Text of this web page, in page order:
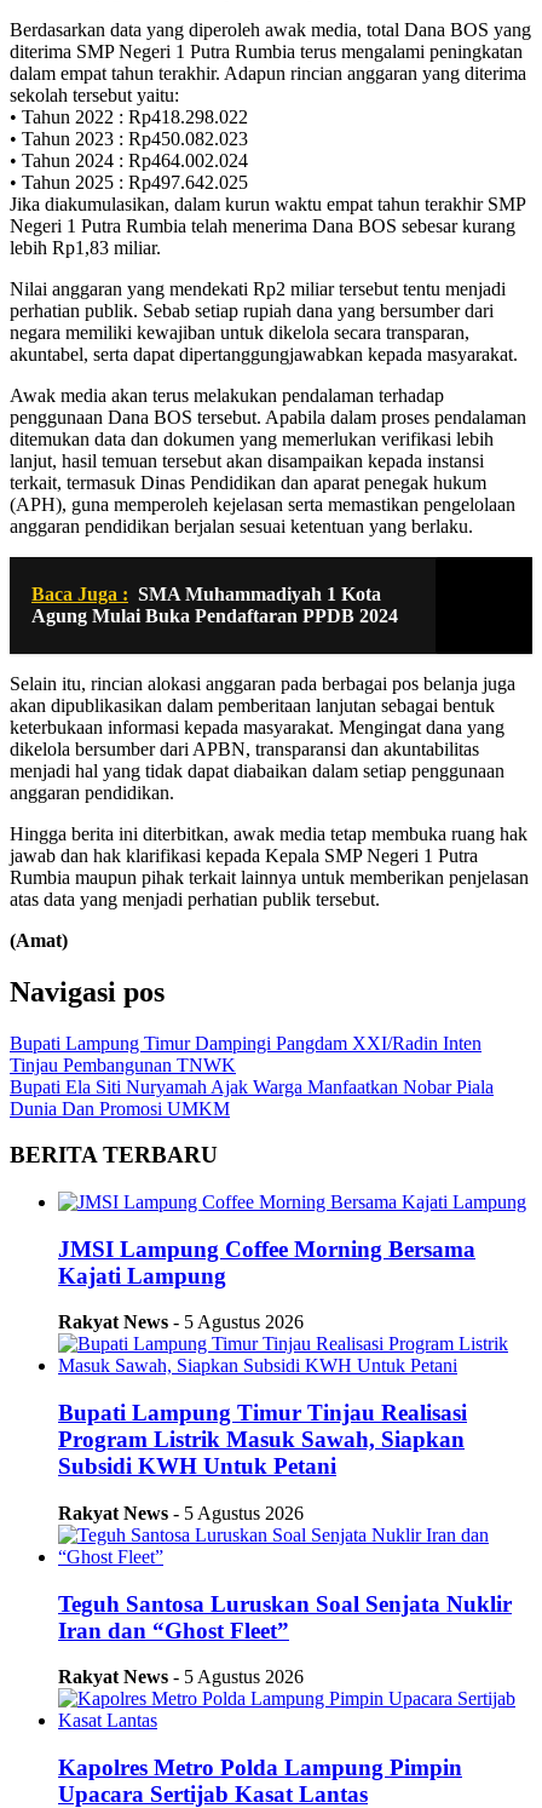
Berdasarkan data yang diperoleh awak media, total Dana BOS yang
diterima SMP Negeri 1 Putra Rumbia terus mengalami peningkatan
dalam empat tahun terakhir. Adapun rincian anggaran yang diterima
sekolah tersebut yaitu:
• Tahun 2022 : Rp418.298.022
• Tahun 2023 : Rp450.082.023
• Tahun 2024 : Rp464.002.024
• Tahun 2025 : Rp497.642.025
Jika diakumulasikan, dalam kurun waktu empat tahun terakhir SMP
Negeri 1 Putra Rumbia telah menerima Dana BOS sebesar kurang
lebih Rp1,83 miliar.
Nilai anggaran yang mendekati Rp2 miliar tersebut tentu menjadi
perhatian publik. Sebab setiap rupiah dana yang bersumber dari
negara memiliki kewajiban untuk dikelola secara transparan,
akuntabel, serta dapat dipertanggungjawabkan kepada masyarakat.
Awak media akan terus melakukan pendalaman terhadap
penggunaan Dana BOS tersebut. Apabila dalam proses pendalaman
ditemukan data dan dokumen yang memerlukan verifikasi lebih
lanjut, hasil temuan tersebut akan disampaikan kepada instansi
terkait, termasuk Dinas Pendidikan dan aparat penegak hukum
(APH), guna memperoleh kejelasan serta memastikan pengelolaan
anggaran pendidikan berjalan sesuai ketentuan yang berlaku.
Baca Juga : SMA Muhammadiyah 1 Kota
Agung Mulai Buka Pendaftaran PPDB 2024
Selain itu, rincian alokasi anggaran pada berbagai pos belanja juga
akan dipublikasikan dalam pemberitaan lanjutan sebagai bentuk
keterbukaan informasi kepada masyarakat. Mengingat dana yang
dikelola bersumber dari APBN, transparansi dan akuntabilitas
menjadi hal yang tidak dapat diabaikan dalam setiap penggunaan
anggaran pendidikan.
Hingga berita ini diterbitkan, awak media tetap membuka ruang hak
jawab dan hak klarifikasi kepada Kepala SMP Negeri 1 Putra
Rumbia maupun pihak terkait lainnya untuk memberikan penjelasan
atas data yang menjadi perhatian publik tersebut.
(Amat)
Navigasi pos
Bupati Lampung Timur Dampingi Pangdam XXI/Radin Inten
Tinjau Pembangunan TNWK
Bupati Ela Siti Nuryamah Ajak Warga Manfaatkan Nobar Piala
Dunia Dan Promosi UMKM
BERITA TERBARU
JMSI Lampung Coffee Morning Bersama
Kajati Lampung
Rakyat News - 5 Agustus 2026
Bupati Lampung Timur Tinjau Realisasi
Program Listrik Masuk Sawah, Siapkan
Subsidi KWH Untuk Petani
Rakyat News - 5 Agustus 2026
Teguh Santosa Luruskan Soal Senjata Nuklir
Iran dan “Ghost Fleet”
Rakyat News - 5 Agustus 2026
Kapolres Metro Polda Lampung Pimpin
Upacara Sertijab Kasat Lantas